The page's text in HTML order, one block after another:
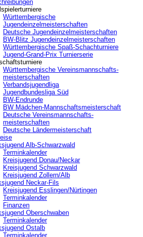
Württembergische
Jugendeinzelmeisterschaften
Deutsche Jugendeinzelmeisterschaften
BW-Blitz Jugendeinzelmeisterschaften
Württembergische Spaß-Schachturniere
Jugend-Grand-Prix Turnierserie
Württembergische Vereinsmannschafts-
meisterschaften
Verbandsjugendliga
Jugendbundesliga Süd
BW-Endrunde
BW Mädchen-Mannschaftsmeisterschaft
Deutsche Vereinsmannschafts-
meisterschaften
Deutsche Ländermeisterschaft
Alb-Schwarzwald
Terminkalender
Kreisjugend Donau/Neckar
Kreisjugend Schwarzwald
Kreisjugend Zollern/Alb
Neckar-Fils
Kreisjugend ‎Esslingen/Nürtingen
Terminkalender
Finanzen
Oberschwaben
Terminkalender
Ostalb
Terminkalender